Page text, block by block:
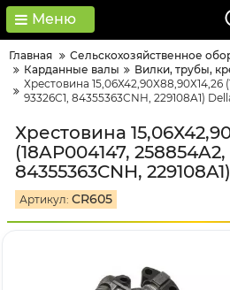
Меню
Главная
Сельскохозяйственное
Карданные валы
Вилки, трубы,
Хрестовина 15,06Х42,90Х88,90Х14,26
93326C1, 84355363CNH, 229108A1)
Хрестовина
(18AP004147, 258854A2,
84355363CNH,
Артикул: CR605